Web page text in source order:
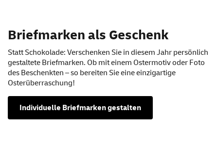
Briefmarken als Geschenk
Statt Schokolade: Verschenken Sie in diesem Jahr persönlich
gestaltete Briefmarken. Ob mit einem Ostermotiv oder Foto
des Beschenkten – so bereiten Sie eine einzigartige
Osterüberraschung!
Individuelle Briefmarken gestalten